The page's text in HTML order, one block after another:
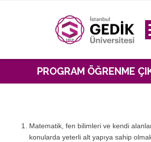
PROGRAM ÖĞRENME
Matematik, fen bilimleri ve kendi
konularda yeterli alt yapıya sahip